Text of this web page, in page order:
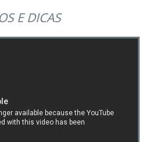
E DICAS